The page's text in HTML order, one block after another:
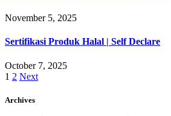
November 5, 2025
Sertifikasi Produk Halal | Self Declare
October 7, 2025
1 2 Next
Archives